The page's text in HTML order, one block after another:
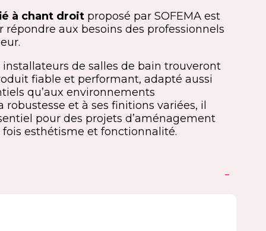
à chant droit proposé par SOFEMA est
aux besoins des professionnels
de salles de bain trouveront
fiable et performant, adapté aussi
qu’aux environnements
robustesse et à ses finitions variées, il
pour des projets d’aménagement
esthétisme et fonctionnalité.